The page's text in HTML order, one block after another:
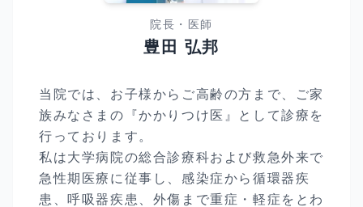
院長 ・医師
豊田 弘邦
当院では、お子様からご高齢の方まで、ご家
族みなさまの『かかりつけ医』として診療を
行っております。
私は大学病院の総合診療科および救急外来で
急性期医療に従事し、感染症から循環器疾
患、呼吸器疾患、外傷まで重症・軽症をとわ